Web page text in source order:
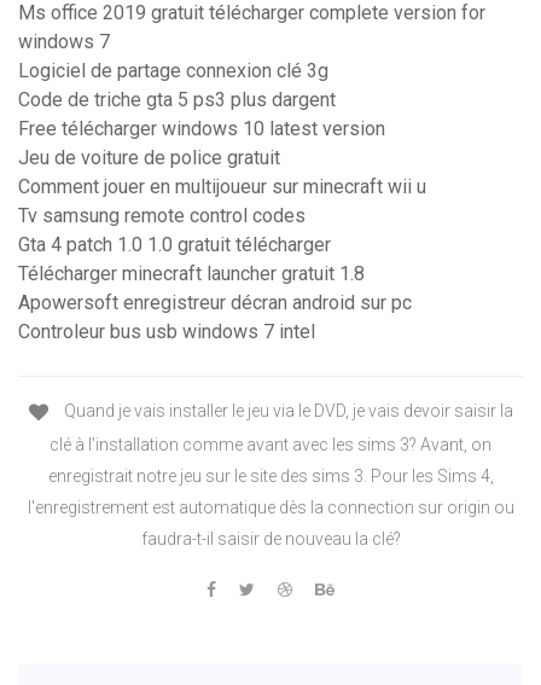
Ms office 2019 gratuit télécharger complete version for
windows 7
Logiciel de partage connexion clé 3g
Code de triche gta 5 ps3 plus dargent
Free télécharger windows 10 latest version
Jeu de voiture de police gratuit
Comment jouer en multijoueur sur minecraft wii u
Tv samsung remote control codes
Gta 4 patch 1.0 1.0 gratuit télécharger
Télécharger minecraft launcher gratuit 1.8
Apowersoft enregistreur décran android sur pc
Controleur bus usb windows 7 intel
Quand je vais installer le jeu via le DVD, je vais devoir saisir la
clé à l'installation comme avant avec les sims 3? Avant, on
enregistrait notre jeu sur le site des sims 3. Pour les Sims 4,
l'enregistrement est automatique dès la connection sur origin ou
faudra-t-il saisir de nouveau la clé?